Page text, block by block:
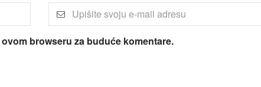
browseru za buduće komentare.